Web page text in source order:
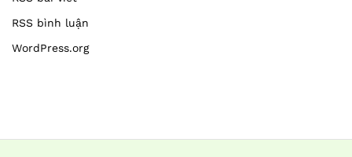
RSS bình luận
WordPress.org